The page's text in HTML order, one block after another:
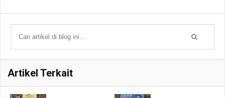
Artikel Terkait